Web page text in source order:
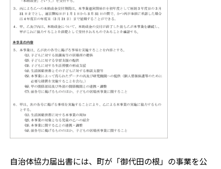
自治体協力届出書には、町が「御代田の根」の事業を公